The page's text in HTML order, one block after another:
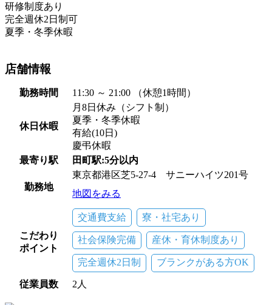
研修制度あり
完全週休2日制可
夏季・冬季休暇
店舗情報
勤務時間 11:30 ～ 21:00 （休憩1時間）
休日休暇
月8日休み（シフト制）
夏季・冬季休暇
有給(10日)
慶弔休暇
最寄り駅
田町駅:5分以内
勤務地
東京都港区芝5-27-4 サニーハイツ201号
地図をみる
こだわり
ポイント
交通費支給 寮・社宅あり
社会保険完備 産休・育休制度あり
完全週休2日制 ブランクがある方OK
従業員数 2人